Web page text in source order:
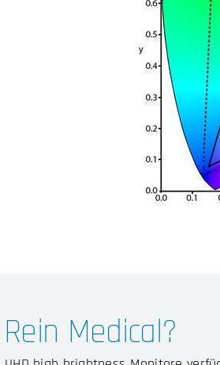
Medical?